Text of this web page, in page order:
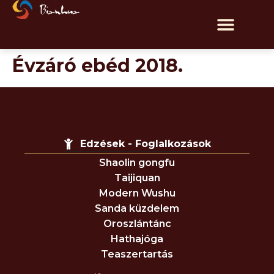
Évzáró ebéd 2018.
Edzések - Foglalkozások
Shaolin gongfu
Taijiquan
Modern Wushu
Sanda küzdelem
Oroszlántánc
Hathajóga
Teaszertartás